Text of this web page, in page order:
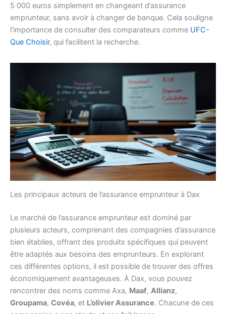
5 000 euros simplement en changeant d’assurance
emprunteur, sans avoir à changer de banque. Cela souligne
l’importance de consulter des comparateurs comme UFC-
Que Choisir, qui facilitent la recherche.
Les principaux acteurs de l’assurance emprunteur à Dax
Le marché de l’assurance emprunteur est dominé par
plusieurs acteurs, comprenant des compagnies d’assurance
bien établies, offrant des produits spécifiques qui peuvent
être adaptés aux besoins des emprunteurs. En explorant
ces différentes options, il est possible de trouver des offres
économiquement avantageuses. À Dax, vous pouvez
rencontrer des noms comme Axa, Maaf, Allianz,
Groupama, Covéa, et L’olivier Assurance. Chacune de ces